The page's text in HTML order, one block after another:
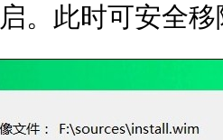
。此时可安全移